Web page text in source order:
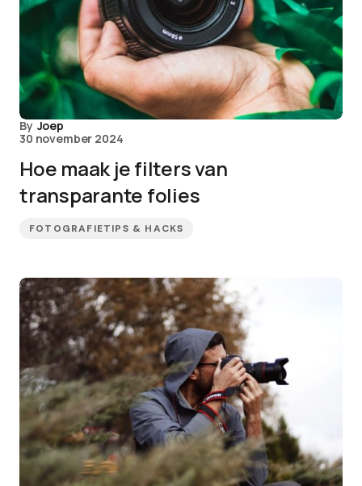
By Joep
30 november 2024
Hoe maak je filters van
transparante folies
FOTOGRAFIETIPS & HACKS